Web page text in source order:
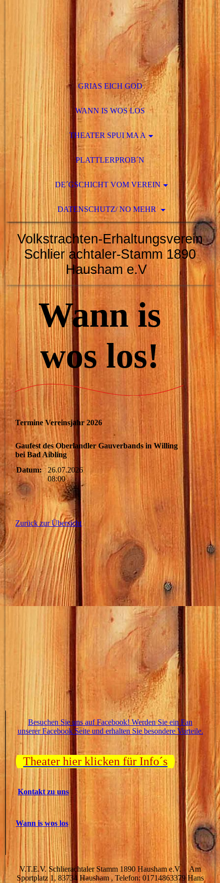
GRIAS EICH GOD
WANN IS WOS LOS
THEATER SPUI MA A
PLATTLERPROB´N
DE´GSCHICHT VOM VEREIN
DATENSCHUTZ/ NO MEHR
Volkstrachten-Erhaltungsverein
Schlier achtaler-Stamm 1890
Hausham e.V
Wann is
wos los!
Termine Vereinsjahr 2026
Gaufest des Oberlandler Gauverbands in Willing
bei Bad Aibling
Datum:
26.07.2026
08:00
Zurück zur Übersicht
Besuchen Sie uns auf Facebook! Werden Sie ein Fan
unserer Facebook Seite und erhalten Sie besondere Vorteile.
Theater hier klicken für Info´s
Kontakt zu uns
Wann is wos los
V.T.E.V. Schlierachtaler Stamm 1890 Hausham e.V. Am
Sportplatz 1, 83734 Hausham , Telefon: 01714863379 Hans